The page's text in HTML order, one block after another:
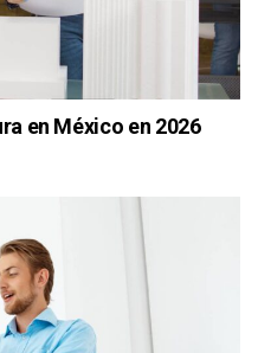
en México en 2026